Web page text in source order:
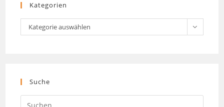
Kategorien
Kategorien
Kategorie auswählen
Suche